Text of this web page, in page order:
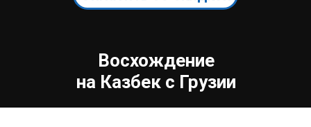
Восхождение
на Казбек с Грузии